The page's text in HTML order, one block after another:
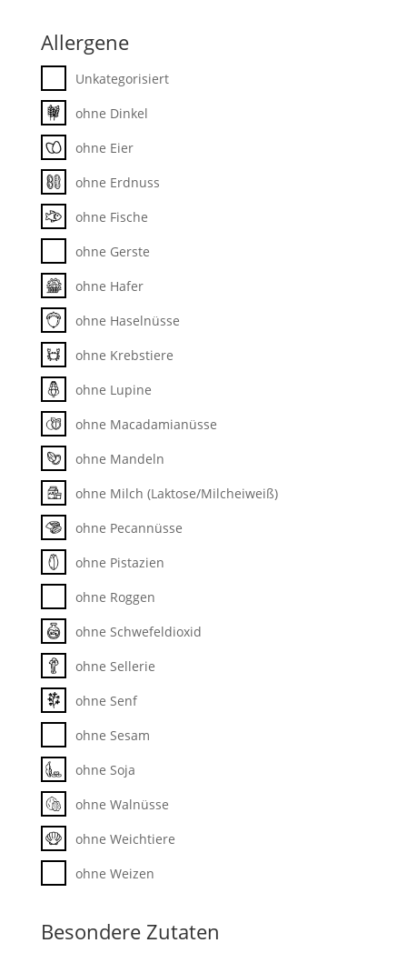
Allergene
Unkategorisiert
ohne Dinkel
ohne Eier
ohne Erdnuss
ohne Fische
ohne Gerste
ohne Hafer
ohne Haselnüsse
ohne Krebstiere
ohne Lupine
ohne Macadamianüsse
ohne Mandeln
ohne Milch (Laktose/Milcheiweiß)
ohne Pecannüsse
ohne Pistazien
ohne Roggen
ohne Schwefeldioxid
ohne Sellerie
ohne Senf
ohne Sesam
ohne Soja
ohne Walnüsse
ohne Weichtiere
ohne Weizen
Besondere Zutaten